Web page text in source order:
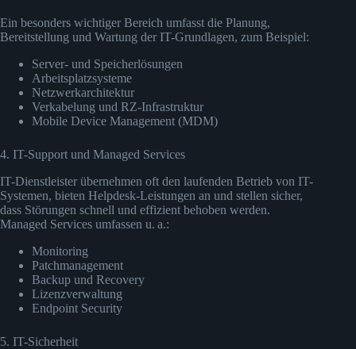
Ein besonders wichtiger Bereich umfasst die Planung,
Bereitstellung und Wartung der IT-Grundlagen, zum Beispiel:
Server- und Speicherlösungen
Arbeitsplatzsysteme
Netzwerkarchitektur
Verkabelung und RZ-Infrastruktur
Mobile Device Management (MDM)
4. IT-Support und Managed Services
IT-Dienstleister übernehmen oft den laufenden Betrieb von IT-
Systemen, bieten Helpdesk-Leistungen an und stellen sicher,
dass Störungen schnell und effizient behoben werden.
Managed Services umfassen u. a.:
Monitoring
Patchmanagement
Backup und Recovery
Lizenzverwaltung
Endpoint Security
5. IT-Sicherheit